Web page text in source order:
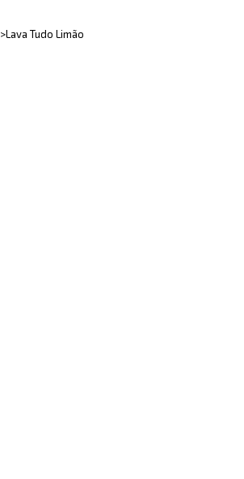
>Lava Tudo Limão